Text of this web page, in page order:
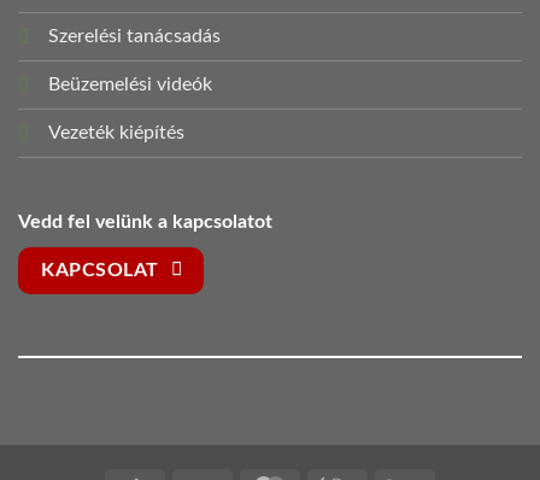
Szerelési tanácsadás
Beüzemelési videók
Vezeték kiépítés
Vedd fel velünk a kapcsolatot
KAPCSOLAT